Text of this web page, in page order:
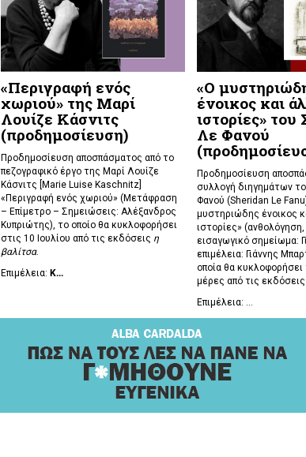
«Περιγραφή ενός
χωριού» της Μαρί
Λουίζε Κάσνιτς
(προδημοσίευση)
Προδημοσίευση αποσπάσματος από το
πεζογραφικό έργο της Μαρί Λουίζε
Κάσνιτς [Marie Luise Kaschnitz]
«Περιγραφή ενός χωριού» (Μετάφραση
– Επίμετρο – Σημειώσεις: Αλέξανδρος
Κυπριώτης), το οποίο θα κυκλοφορήσει
στις 10 Ιουλίου από τις εκδόσεις η
βαλίτσα.
Επιμέλεια: Κ...
«Ο
ένοικος και
ιστορίες» του
Λε Φανού
Προδημοσίευση
συλλογή διηγημάτων
Φανού (Sheridan Le
μυστηριώδης ένοικος
ιστορίες»
εισαγωγικό σημείωμα:
επιμέλεια: Γιάννης
οποία θα κυκλοφορήσει
μέρες από τις
Επιμέλεια: ...